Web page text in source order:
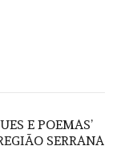
E POEMAS’
SERRANA